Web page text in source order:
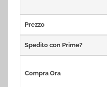
Prezzo
Spedito con Prime?
Compra Ora